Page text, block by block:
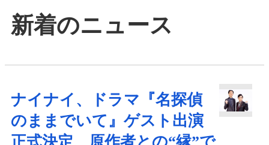
新着のニュース
ナイナイ、ドラマ『名探偵
のままでいて』ゲスト出演